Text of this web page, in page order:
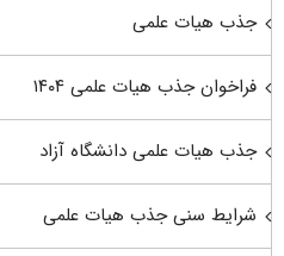
جذب هیات علمی
فراخوان جذب هیات علمی ۱۴۰۴
جذب هیات علمی دانشگاه آزاد
شرایط سنی جذب هیات علمی